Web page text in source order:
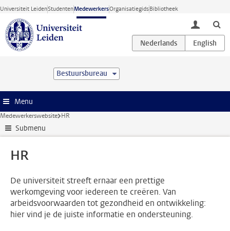
Ga direct naar de inhoud
Universiteit LeidenStudentenMedewerkersOrganisatiegidsBibliotheek
toggle
Bestuursbureau
Menu
Medewerkerswebsite HR
Submenu
HR
De universiteit streeft ernaar een prettige
werkomgeving voor iedereen te creëren. Van
arbeidsvoorwaarden tot gezondheid en ontwikkeling:
hier vind je de juiste informatie en ondersteuning.